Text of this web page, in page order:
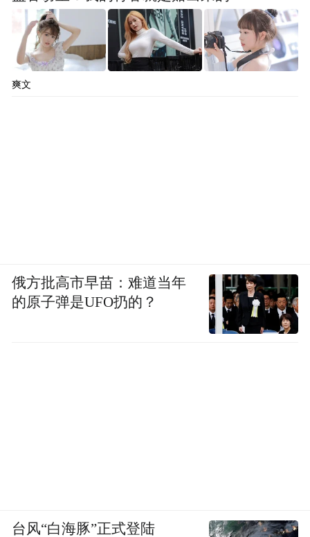
爽文
俄方批高市早苗：难道当年
的原子弹是UFO扔的？
台风“白海豚”正式登陆